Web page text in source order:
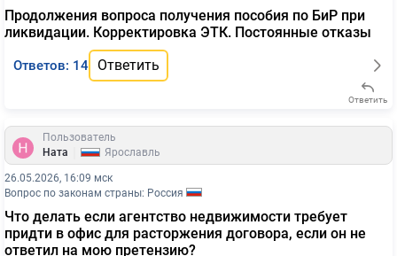
Продолжения вопроса получения пособия по БиР при
ликвидации. Корректировка ЭТК. Постоянные отказы
Ответов: 14 Ответить
Ответить
Пользователь
Ната
Ярославль
26.05.2026, 16:09 мск
Вопрос по законам страны: Россия
Что делать если агентство недвижимости требует
придти в офис для расторжения договора, если он не
ответил на мою претензию?